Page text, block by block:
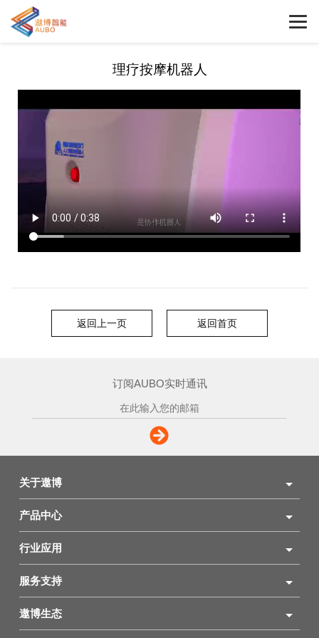
理疗按摩机器人
返回上一页 返回首页
订阅AUBO实时通讯
关于遨博
产品中心
行业应用
服务支持
遨博生态